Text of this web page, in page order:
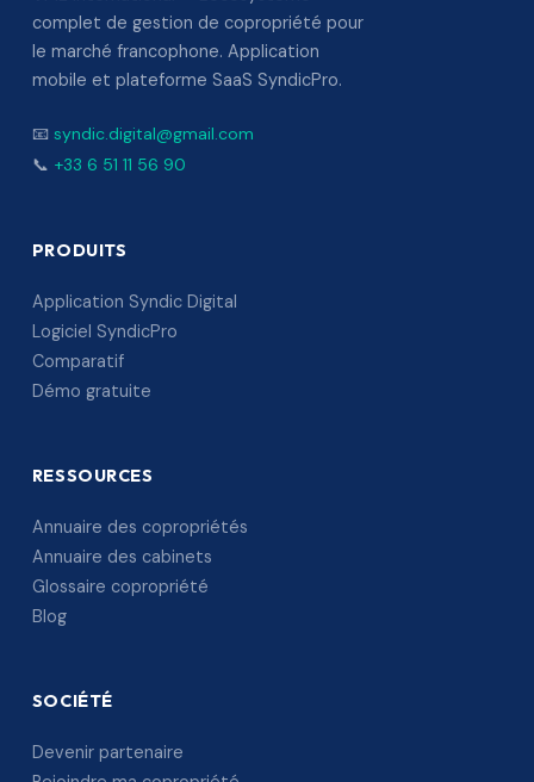
complet de gestion de copropriété pour
le marché francophone. Application
mobile et plateforme SaaS SyndicPro.
📧 syndic.digital@gmail.com
📞 +33 6 51 11 56 90
PRODUITS
Application Syndic Digital
Logiciel SyndicPro
Comparatif
Démo gratuite
RESSOURCES
Annuaire des copropriétés
Annuaire des cabinets
Glossaire copropriété
Blog
SOCIÉTÉ
Devenir partenaire